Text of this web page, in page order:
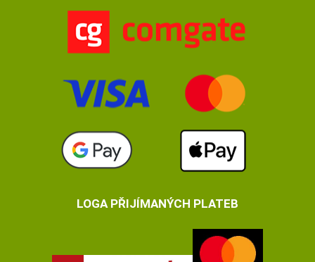
LOGA PŘIJÍMANÝCH PLATEB